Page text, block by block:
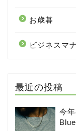
お歳暮
ビジネスマ
最近の投稿
今